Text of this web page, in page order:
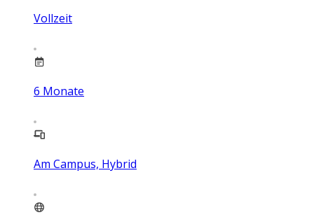
Vollzeit
6 Monate
Am Campus, Hybrid